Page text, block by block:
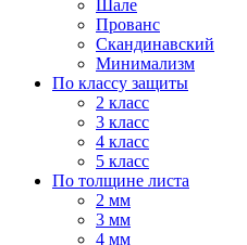
Шале
Прованс
Скандинавский
Минимализм
По классу защиты
2 класс
3 класс
4 класс
5 класс
По толщине листа
2 мм
3 мм
4 мм